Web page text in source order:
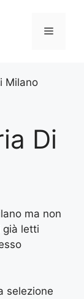
Menu
Milano
Di
ma non
già letti
selezione